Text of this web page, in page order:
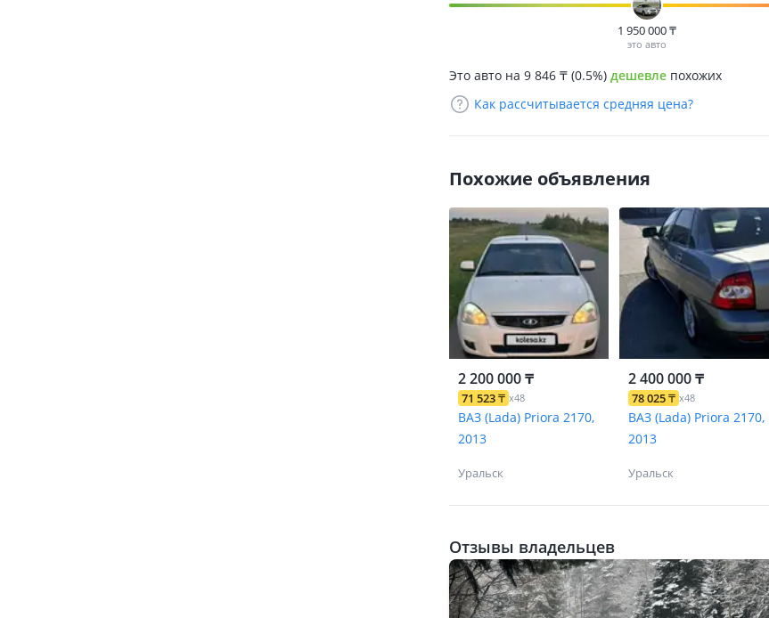
1 950 000₸
это авто
Это авто на 9 846 ₸ (0.5%) дешевле похожих
Как рассчитывается средняя цена?
Похожие объявления
2 200 000 ₸
71 523₸ x48
ВАЗ (Lada) Priora 2170,
2013
Уральск
2 400 000 ₸
78 025₸ x48
ВАЗ (Lada) Priora 2170,
2013
Уральск
Отзывы владельцев